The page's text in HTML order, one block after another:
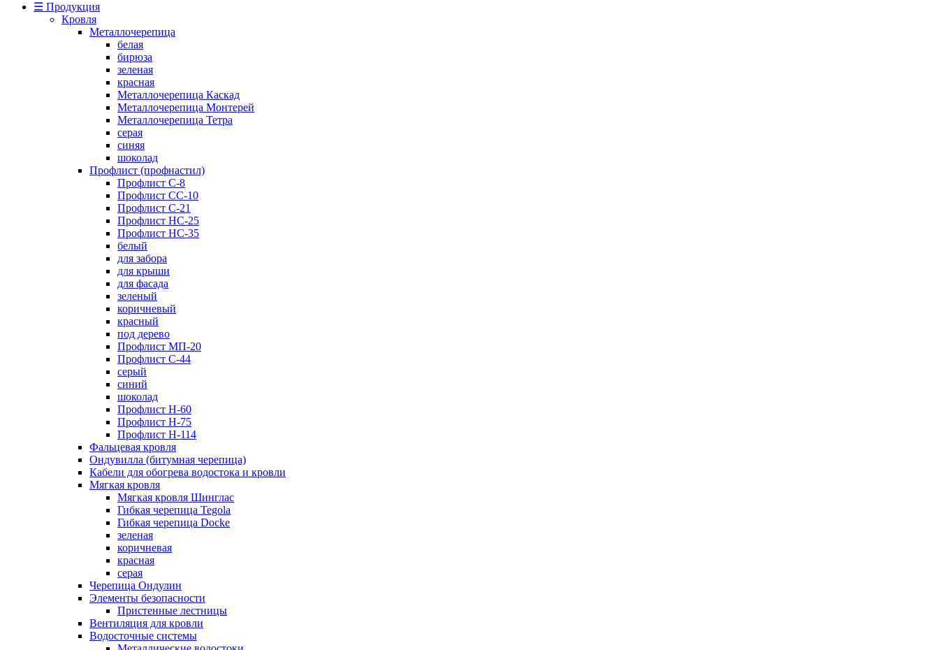
☰ Продукция
Кровля
Металлочерепица
белая
бирюза
зеленая
красная
Металлочерепица Каскад
Металлочерепица Монтерей
Металлочерепица Тетра
серая
синяя
шоколад
Профлист (профнастил)
Профлист С-8
Профлист СС-10
Профлист C-21
Профлист НС-25
Профлист НС-35
белый
для забора
для крыши
для фасада
зеленый
коричневый
красный
под дерево
Профлист МП-20
Профлист С-44
серый
синий
шоколад
Профлист Н-60
Профлист Н-75
Профлист H-114
Фальцевая кровля
Ондувилла (битумная черепица)
Кабели для обогрева водостока и кровли
Мягкая кровля
Мягкая кровля Шинглас
Гибкая черепица Tegola
Гибкая черепица Docke
зеленая
коричневая
красная
серая
Черепица Ондулин
Элементы безопасности
Пристенные лестницы
Вентиляция для кровли
Водосточные системы